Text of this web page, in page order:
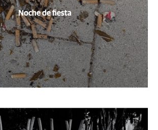
Noche de fiesta